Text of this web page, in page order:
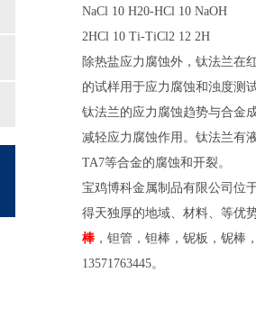
NaCl 10 H20-HCl 10 NaOH
2HCl 10 Ti-TiCl2 12 2H
除热盐应力腐蚀外，钛法兰在
的试样用于应力腐蚀和浊度测
钛法兰的应力腐蚀趋势与合金
减轻应力腐蚀作用。钛法兰有
TA7等合金的腐蚀和开裂。
宝鸡博科金属制品有限公司位
得天独厚的地域、材料、等优
棒 ，钽管，钽棒，铌板，铌棒
13571763445。